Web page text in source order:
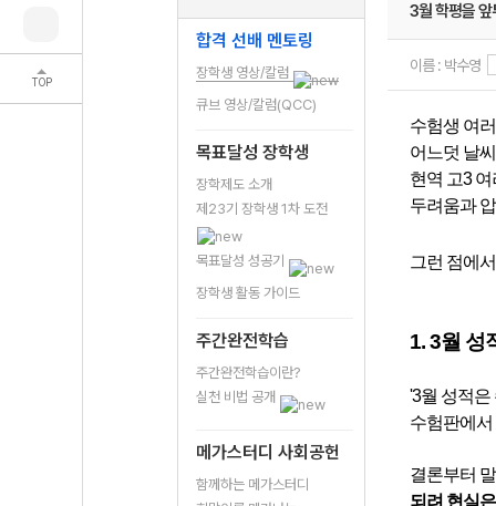
TOP
합격 선배 멘토링
장학생 영상/칼럼
큐브 영상/칼럼(QCC)
목표달성 장학생
장학제도 소개
제23기 장학생 1차 도전
목표달성 성공기
장학생 활동 가이드
주간완전학습
주간완전학습이란?
실천 비법 공개
메가스터디 사회공헌
함께하는 메가스터디
3월 학평을 앞
이름 : 박수영
수험생 여
어느덧 날
현역 고3
두려움과
그런 점에
1. 3월 성
'3월 성적은
수험판에
결론부터
되려 현실